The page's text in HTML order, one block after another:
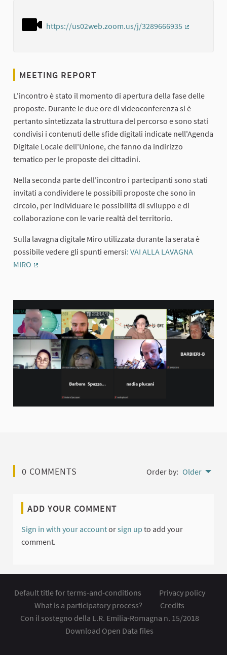
https://us02web.zoom.us/j/3289666935
MEETING REPORT
L'incontro è stato il momento di apertura della fase delle
proposte. Durante le due ore di videoconferenza si è
pertanto sintetizzata la struttura del percorso e sono stati
condivisi i contenuti delle sfide digitali indicate nell'Agenda
Digitale Locale dell'Unione, che fanno da indirizzo
tematico per le proposte dei cittadini.
Nella seconda parte dell'incontro i partecipanti sono stati
invitati a condividere le possibili proposte che sono in
circolo, per individuare le possibilità di sviluppo e di
collaborazione con le varie realtà del territorio.
Sulla lavagna digitale Miro utilizzata durante la serata è
possibile vedere gli spunti emersi: VAI ALLA LAVAGNA
MIRO
0 COMMENTS Order by: Older
ADD YOUR COMMENT
Sign in with your accountorsign up to add your
comment.
Default title for terms-and-conditions
Privacy policy
What is a participatory process?
Credits
Con il sostegno della L.R. Emilia-Romagna n. 15/2018
Download Open Data files